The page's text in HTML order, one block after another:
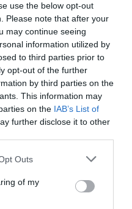
use the below opt-out
Please note that after your
may continue seeing
information utilized by
to third parties prior to
opt-out of the further
by third parties on the
This information may
on the IAB’s List of
further disclose it to other
uses one or more Google
You may click to
its third-party tags to
Outs
of my
Αφίδνες: 2 νεκροί
σε καραμπόλα στον
Λαμίας
διόδια